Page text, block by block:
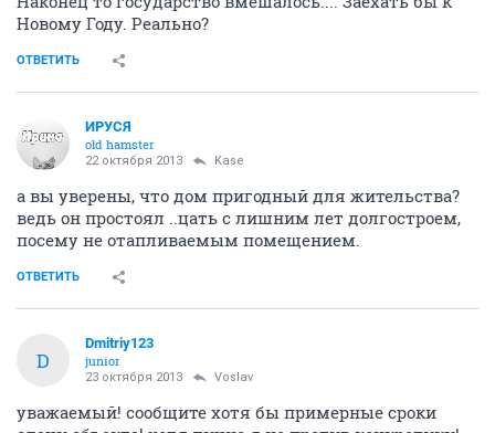
Новому Году. Реально?
ОТВЕТИТЬ
ИРУСЯ
old hamster
22 октября 2013 Kase
а вы уверены, что дом пригодный для жительства?
ведь он простоял ..цать с лишним лет долгостроем,
посему не отапливаемым помещением.
ОТВЕТИТЬ
D
Dmitriy123
junior
23 октября 2013 Voslav
уважаемый! сообщите хотя бы примерные сроки